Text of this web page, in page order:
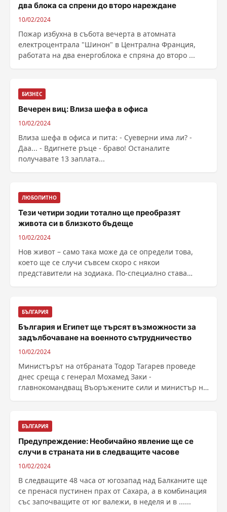
два блока са спрени до второ нареждане
10/02/2024
Пожар избухна в събота вечерта в атомната
електроцентрала "Шинон" в Централна Франция,
работата на два енергоблока е спряна до второ ...
БИЗНЕС
Вечерен виц: Влиза шефа в офиса
10/02/2024
Влиза шефа в офиса и пита: - Суеверни има ли? -
Даа... - Вдигнете ръце - браво! Останалите
получавате 13 заплата...
ЛЮБОПИТНО
Тези четири зодии тотално ще преобразят
живота си в близкото бъдеще
10/02/2024
Нов живот – само така може да се определи това,
което ще се случи съвсем скоро с някои
представители на зодиака. По-специално става
БЪЛГАРИЯ
България и Египет ще търсят възможности за
задълбочаване на военното сътрудничество
10/02/2024
Министърът на отбраната Тодор Тагарев проведе
днес среща с генерал Мохамед Заки -
главнокомандващ Въоръжените сили и министър на
БЪЛГАРИЯ
Предупреждение: Необичайно явление ще се
случи в страната ни в следващите часове
10/02/2024
В следващите 48 часа от югозапад над Балканите ще
се пренася пустинен прах от Сахара, а в комбинация
със започващите от юг валежи, в неделя и в ......